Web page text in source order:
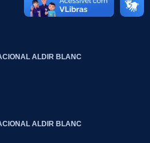
ALDIR BLANC
ALDIR BLANC